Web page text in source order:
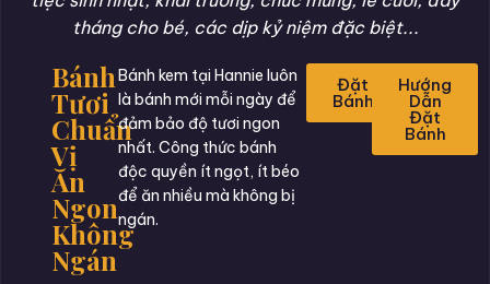
tháng cho bé, các dịp kỷ niệm đặc biệt...
Bánh
Tươi
Chuẩn
Vị
Ăn
Ngon
Không
Ngán
Bánh kem tại Hannie luôn
là bánh mới mỗi ngày để
đảm bảo độ tươi ngon
nhất. Công thức bánh
độc quyền ít ngọt, ít béo
để ăn nhiều mà không bị
ngán.
Đặt
Bánh
Hướng
Dẫn
Đặt
Bánh